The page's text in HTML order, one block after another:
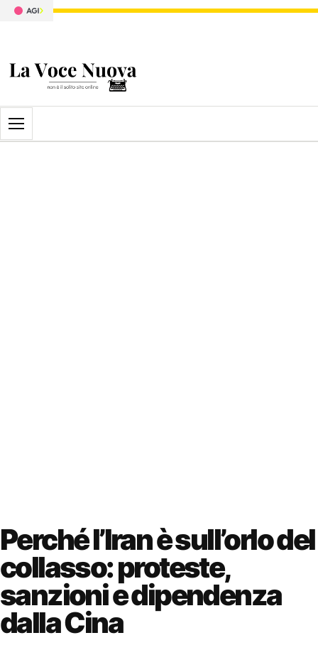
Apri il menu
Perché l’Iran è sull’orlo del
collasso: proteste,
sanzioni e dipendenza
dalla Cina